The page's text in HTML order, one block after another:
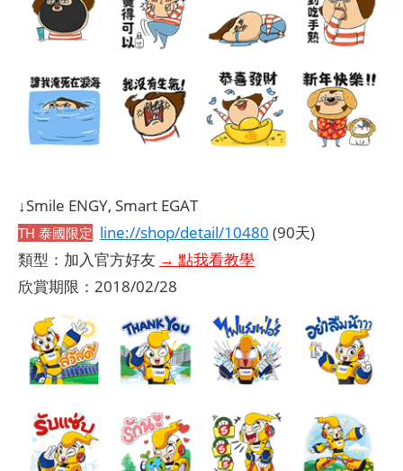
↓Smile ENGY, Smart EGAT
TH 泰國限定 line://shop/detail/10480 (90天)
類型：加入官方好友 → 點我看教學
欣賞期限：2018/02/28